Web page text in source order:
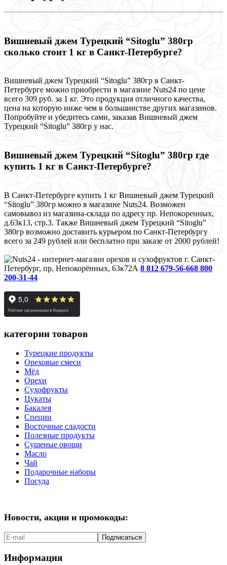
Вишневый джем Турецкий “Sitoglu” 380гр
сколько стоит 1 кг в Санкт-Петербурге?
Вишневый джем Турецкий “Sitoglu” 380гр в Санкт-
Петербурге можно приобрести в магазине Nuts24 по цене
всего 309 руб. за 1 кг. Это продукция отличного качества,
цена на которую ниже чем в большинстве других магазинов.
Попробуйте и убедитесь сами, заказав Вишневый джем
Турецкий “Sitoglu” 380гр у нас.
Вишневый джем Турецкий “Sitoglu” 380гр где
купить 1 кг в Санкт-Петербурге?
В Санкт-Петербурге купить 1 кг Вишневый джем Турецкий
“Sitoglu” 380гр можно в магазине Nuts24. Возможен
самовывоз из магазина-склада по адресу пр. Непокоренных,
д.63к13, стр.3. Также Вишневый джем Турецкий “Sitoglu”
380гр возможно доставить курьером по Санкт-Петербургу
всего за 249 рублей или бесплатно при заказе от 2000 рублей!
г. Санкт-
Петербург, пр. Непокорённых, 63к72А 8 812 679-56-668 800
200-31-44
категории товаров
Турецкие продукты
Ореховые смеси
Мёд
Орехи
Сухофрукты
Цукаты
Бакалея
Специи
Восточные сладости
Полезные продукты
Сушеные овощи
Масло
Чай
Подарочные наборы
Посуда
Новости, акции и промокоды:
Подписаться
Информация